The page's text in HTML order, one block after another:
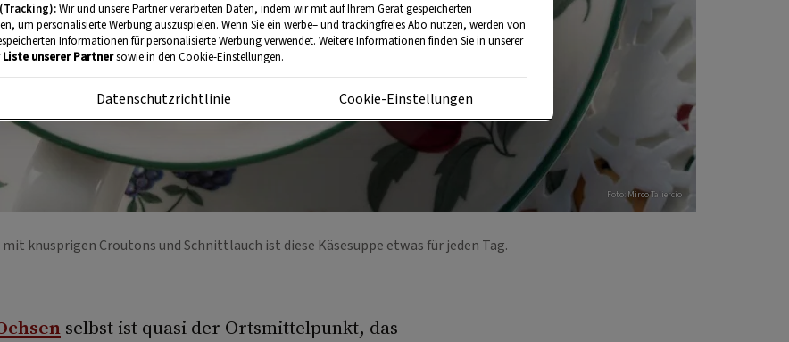
Foto: Mirco Taliercio
knusprigen Croutons und Schnittlauch ist diese Käsesuppe etwas für jeden Tag.
selbst ist quasi der Ortsmittelpunkt, das
Wir und unsere Partner verarbeiten Daten, indem wir mit auf Ihrem Gerät gespeicherten
um personalisierte Werbung auszuspielen. Wenn Sie ein werbe– und trackingfreies Abo nutzen, werden von
Informationen für personalisierte Werbung verwendet. Weitere Informationen finden Sie in unserer
Liste unserer Partnersowie in den Cookie-Einstellungen.
Datenschutzrichtlinie Cookie-Einstellungen